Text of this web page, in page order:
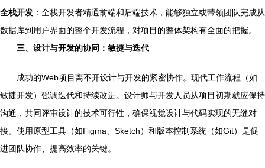
全栈开发 ：全栈开发者精通前端和后端技术，能够独立或带领团队完成从
数据库到用户界面的整个开发流程，对项目的整体架构有全面的把握。
三、设计与开发的协同：敏捷与迭代
成功的Web项目离不开设计与开发的紧密协作。现代工作流程（如
敏捷开发）强调迭代和持续改进。设计师与开发人员从项目初期就应保持
沟通，共同评审设计的技术可行性，确保视觉设计与代码实现的无缝对
接。使用原型工具（如Figma、Sketch）和版本控制系统（如Git）是促
进团队协作、提高效率的关键。